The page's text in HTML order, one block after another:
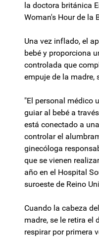
la doctora británica
Woman's Hour de la
Una vez inflado, el
bebé y proporciona
controlada que
empuje de la madre,
"El personal médico
guiar al bebé a
está conectado a
controlar el
ginecóloga
que se vienen
año en el Hospital
suroeste de Reino
Cuando la cabeza
madre, se le retira el
respirar por primera